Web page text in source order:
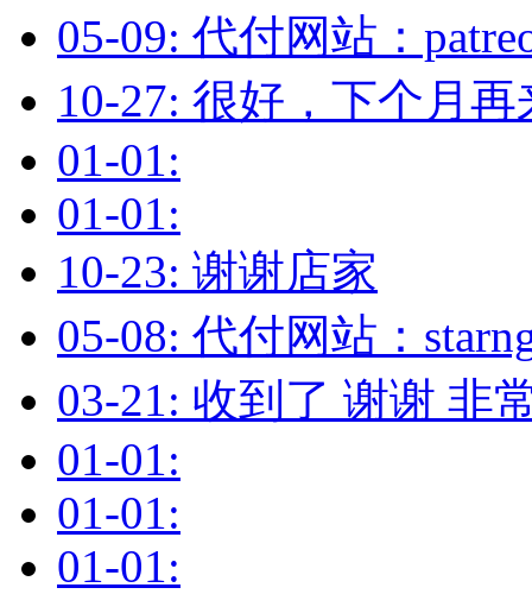
05-09: 代付网站：
10-27: 很好，下个月再
01-01:
01-01:
10-23: 谢谢店家
05-08: 代付网站：
03-21: 收到了 谢谢 非
01-01:
01-01:
01-01: